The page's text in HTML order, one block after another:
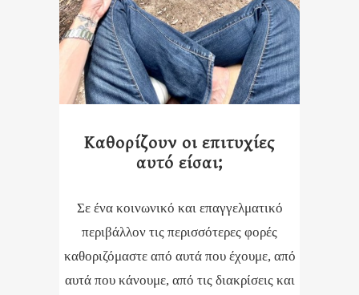
Καθορίζουν οι επιτυχίες
αυτό είσαι;
Σε ένα κοινωνικό και επαγγελματικό
περιβάλλον τις περισσότερες φορές
καθοριζόμαστε από αυτά που έχουμε, από
αυτά που κάνουμε, από τις διακρίσεις και